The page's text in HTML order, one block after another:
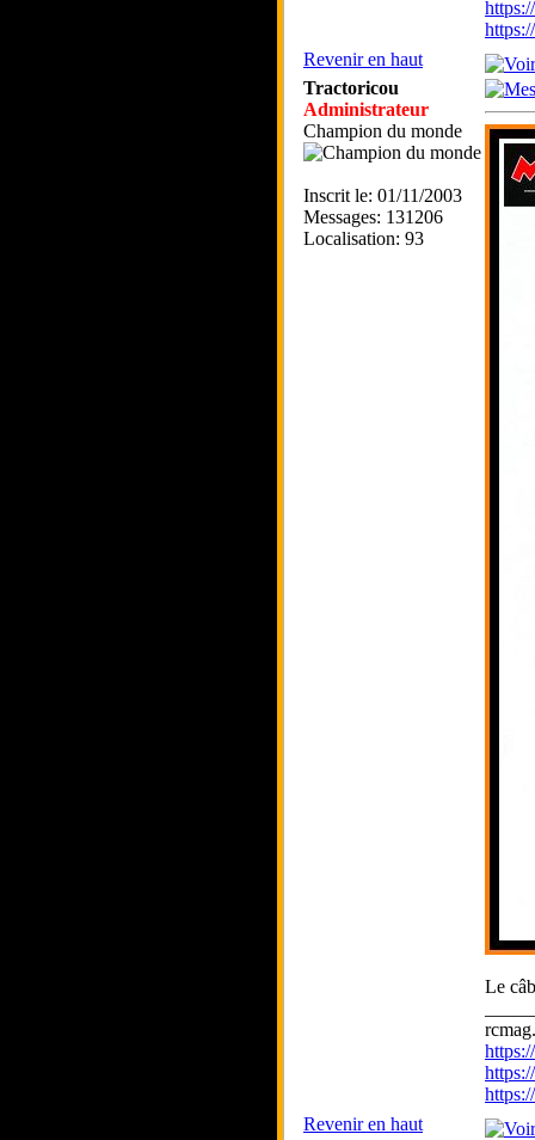
Revenir en haut
Tractoricou
Administrateur
Champion du monde
Inscrit le: 01/11/2003
Messages: 131206
Localisation: 93
Le
Revenir en haut